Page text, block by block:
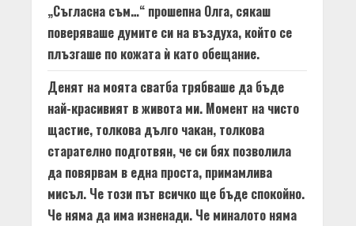
„Съгласна съм…“ прошепна Олга, сякаш
поверяваше думите си на въздуха, който се
плъзгаше по кожата ѝ като обещание.
Денят на моята сватба трябваше да бъде
най-красивият в живота ми. Момент на чисто
щастие, толкова дълго чакан, толкова
старателно подготвян, че си бях позволила
да повярвам в една проста, примамлива
мисъл. Че този път всичко ще бъде спокойно.
Че няма да има изненади. Че миналото няма